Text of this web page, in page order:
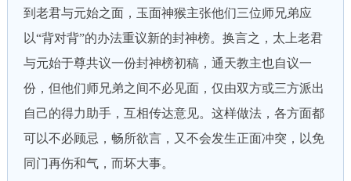
到老君与元始之面，玉面神猴主张他们三位师兄弟应
以“背对背”的办法重议新的封神榜。换言之，太上老君
与元始于尊共议一份封神榜初稿，通天教主也自议一
份，但他们师兄弟之间不必见面，仅由双方或三方派出
自己的得力助手，互相传达意见。这样做法，各方面都
可以不必顾忌，畅所欲言，又不会发生正面冲突，以免
同门再伤和气，而坏大事。